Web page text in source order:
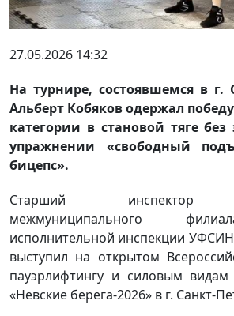
27.05.2026 14:32
На турнире, состоявшемся в г.
Альберт Кобяков одержал
категории в становой тяге
упражнении «свободный
бицепс».
Старший инспектор
межмуниципального
исполнительной инспекции
выступил на открытом
пауэрлифтингу и силовым видам
«Невские берега-2026» в г. Санкт-